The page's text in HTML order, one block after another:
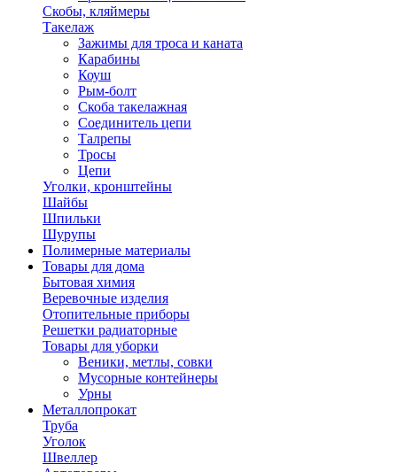
Скобы, кляймеры
Такелаж
Зажимы для троса и каната
Карабины
Коуш
Рым-болт
Скоба такелажная
Соединитель цепи
Талрепы
Тросы
Цепи
Уголки, кронштейны
Шайбы
Шпильки
Шурупы
Полимерные материалы
Товары для дома
Бытовая химия
Веревочные изделия
Отопительные приборы
Решетки радиаторные
Товары для уборки
Веники, метлы, совки
Мусорные контейнеры
Урны
Металлопрокат
Труба
Уголок
Швеллер